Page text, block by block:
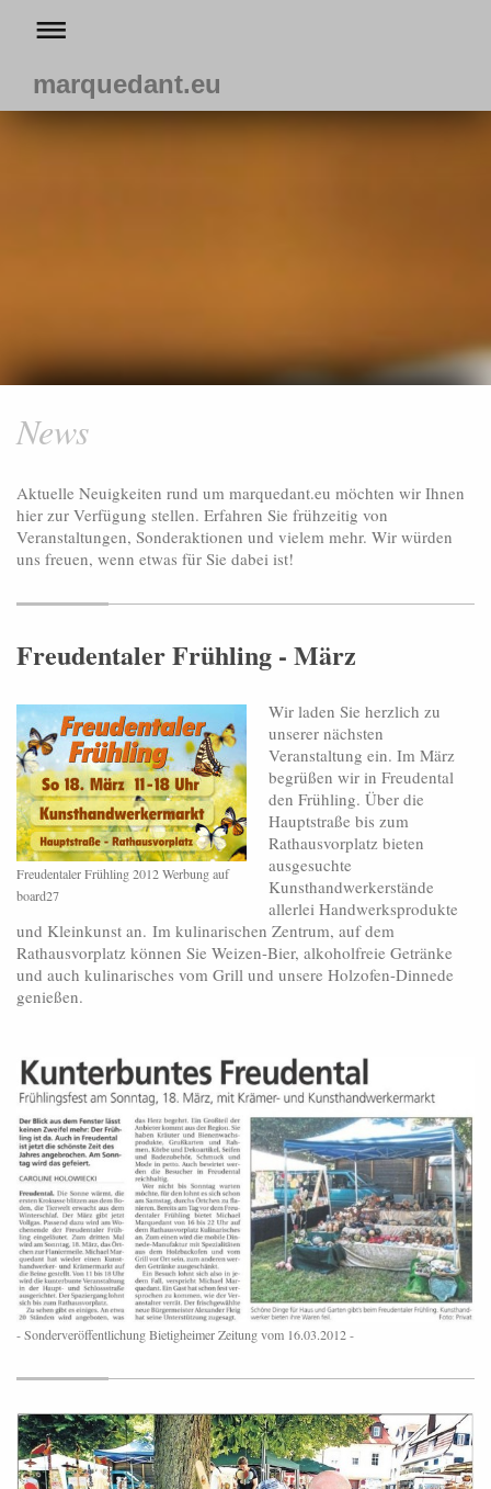
marquedant.eu
News
Aktuelle Neuigkeiten rund um marquedant.eu möchten wir Ihnen
hier zur Verfügung stellen. Erfahren Sie frühzeitig von
Veranstaltungen, Sonderaktionen und vielem mehr. Wir würden
uns freuen, wenn etwas für Sie dabei ist!
Freudentaler Frühling - März
Freudentaler Frühling 2012 Werbung auf
board27
Wir laden Sie herzlich zu
unserer nächsten
Veranstaltung ein. Im März
begrüßen wir in Freudental
den Frühling. Über die
Hauptstraße bis zum
Rathausvorplatz bieten
ausgesuchte
Kunsthandwerkerstände
allerlei Handwerksprodukte
und Kleinkunst an. Im kulinarischen Zentrum, auf dem
Rathausvorplatz können Sie Weizen-Bier, alkoholfreie Getränke
und auch kulinarisches vom Grill und unsere Holzofen-Dinnede
genießen.
- Sonderveröffentlichung Bietigheimer Zeitung vom 16.03.2012 -